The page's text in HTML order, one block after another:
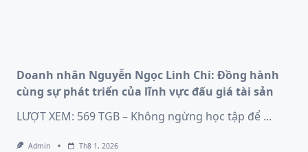
Doanh nhân Nguyễn Ngọc Linh Chi: Đồng hành
cùng sự phát triển của lĩnh vực đấu giá tài sản
LƯỢT XEM: 569 TGB – Không ngừng học tập để ...
Admin Th8 1, 2026